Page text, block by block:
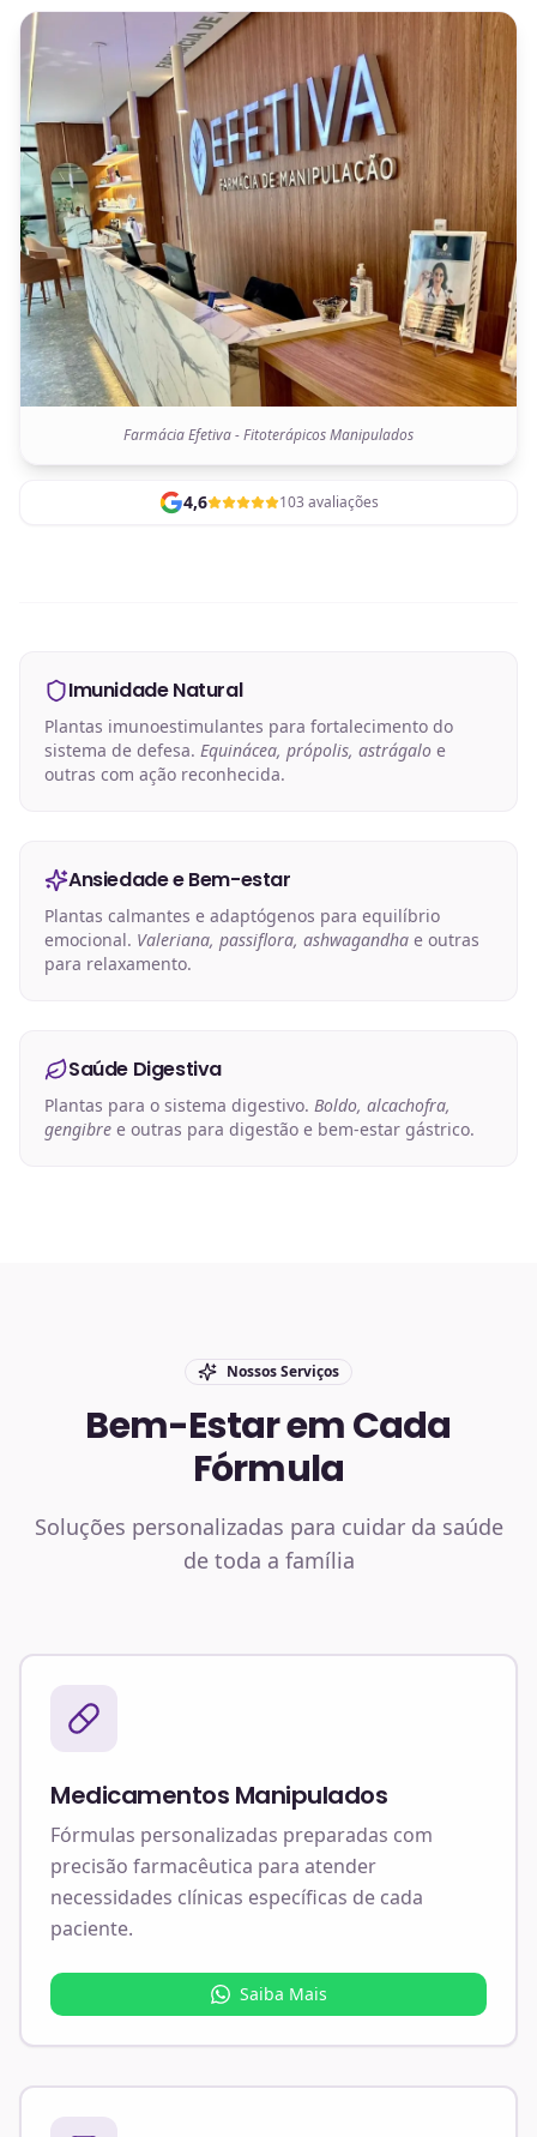
Farmácia Efetiva - Fitoterápicos Manipulados
4,6 103 avaliações
Imunidade Natural
Plantas imunoestimulantes para fortalecimento do
sistema de defesa. Equinácea, própolis, astrágalo e
outras com ação reconhecida.
Ansiedade e Bem-estar
Plantas calmantes e adaptógenos para equilíbrio
emocional. Valeriana, passiflora, ashwagandha e outras
para relaxamento.
Saúde Digestiva
Plantas para o sistema digestivo. Boldo, alcachofra,
gengibre e outras para digestão e bem-estar gástrico.
Nossos Serviços
Bem-Estar em Cada
Fórmula
Soluções personalizadas para cuidar da saúde
de toda a família
Medicamentos Manipulados
Fórmulas personalizadas preparadas com
precisão farmacêutica para atender
necessidades clínicas específicas de cada
paciente.
Saiba Mais